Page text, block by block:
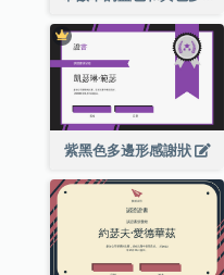
紫黑色多邊形感謝狀